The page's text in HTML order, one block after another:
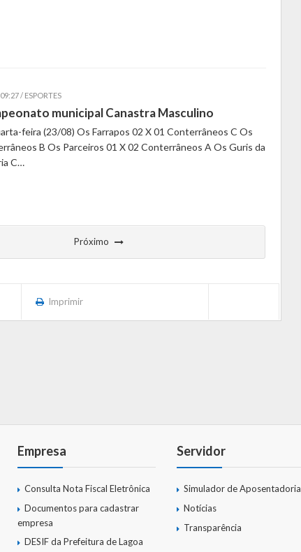
/ ESPORTES
municipal Canastra Masculino
feira (23/08) Os Farrapos 02 X 01 Conterrâneos C Os
B Os Parceiros 01 X 02 Conterrâneos A Os Guris da
C…
Próximo
Imprimir
Empresa
Consulta Nota Fiscal Eletrônica
Documentos para cadastrar
empresa
DESIF da Prefeitura de Lagoa
Servidor
Simulador de Aposentadoria
Notícias
Transparência